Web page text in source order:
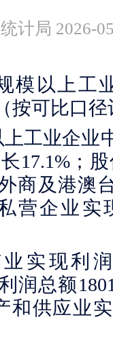
计局 2026-
模以上工
按可比口
工业企业
17.1%；
商及港澳
营企业实
实现利
润总额
和供应业